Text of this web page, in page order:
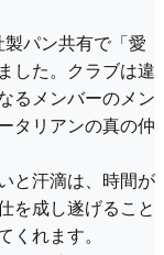
パン共有で「愛
した。クラブは違
るメンバーのメン
タリアンの真の仲
と汗滴は、時間が
を成し遂げること
くれます。